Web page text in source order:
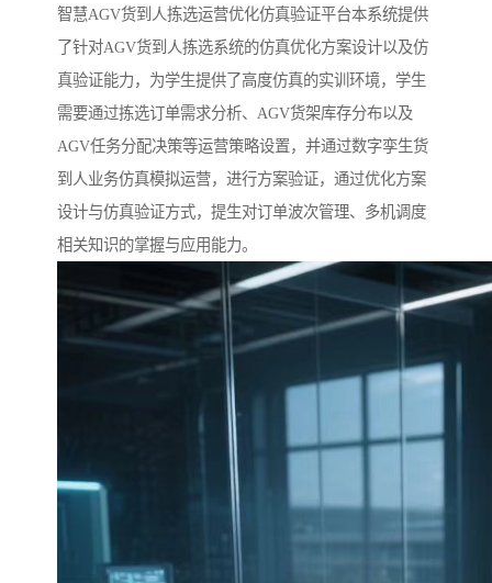
智慧AGV货到人拣选运营优化仿真验证平台本系统提供
了针对AGV货到人拣选系统的仿真优化方案设计以及仿
真验证能力，为学生提供了高度仿真的实训环境，学生
需要通过拣选订单需求分析、AGV货架库存分布以及
AGV任务分配决策等运营策略设置，并通过数字孪生货
到人业务仿真模拟运营，进行方案验证，通过优化方案
设计与仿真验证方式，提生对订单波次管理、多机调度
相关知识的掌握与应用能力。